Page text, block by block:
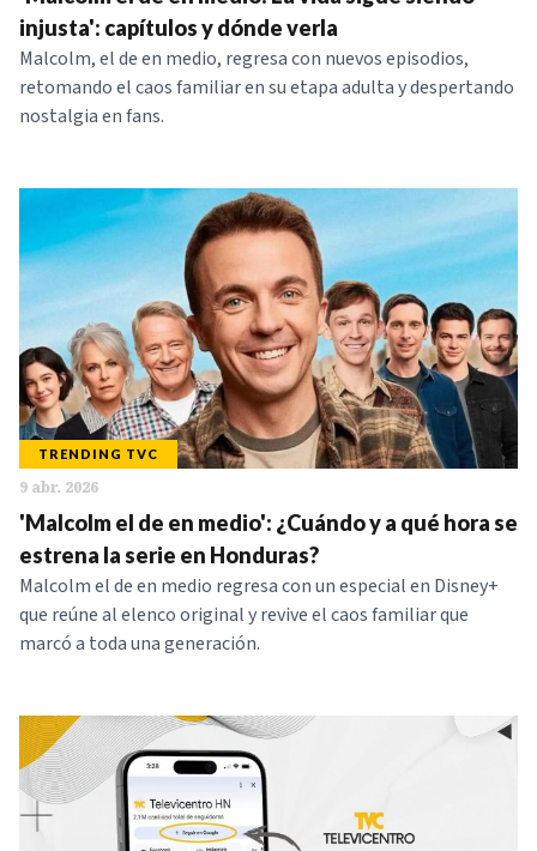
NOTICIAS
SERIES
injusta': capítulos y dónde verla
Malcolm, el de en medio, regresa con nuevos episodios,
retomando el caos familiar en su etapa adulta y despertando
nostalgia en fans.
TRENDING TVC
9 abr. 2026
'Malcolm el de en medio': ¿Cuándo y a qué hora se
estrena la serie en Honduras?
Malcolm el de en medio regresa con un especial en Disney+
que reúne al elenco original y revive el caos familiar que
marcó a toda una generación.